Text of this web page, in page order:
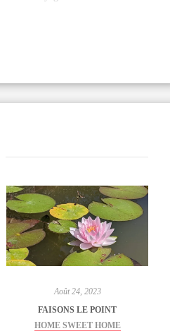
Août 24, 2023
FAISONS LE POINT
HOME SWEET HOME